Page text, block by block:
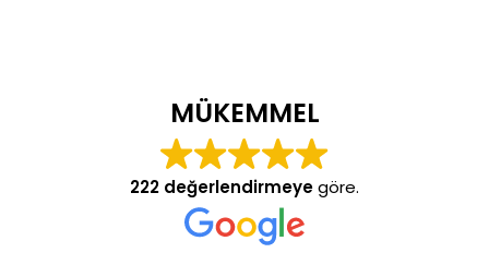
MÜKEMMEL
222 değerlendirmeyegöre.